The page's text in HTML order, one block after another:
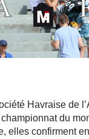
Havraise de
du
elles confirment